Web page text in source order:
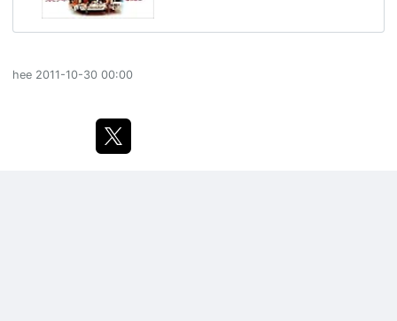
hee 2011-10-30 00:00